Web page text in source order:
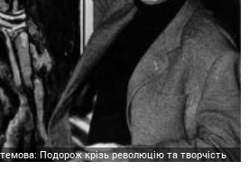
Подорож крізь революцію та творчість